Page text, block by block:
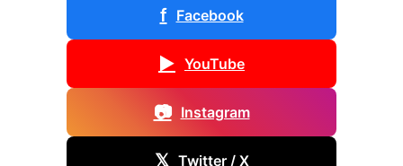
f Facebook
▶ YouTube
📷 Instagram
𝕏 Twitter / X